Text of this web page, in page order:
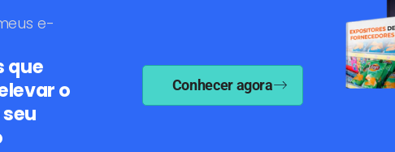
e-
que
o
Conhecer agora